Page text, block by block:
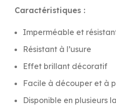
Caractéristiques :
Imperméable et
Résistant à l’usure
Effet brillant décoratif
Facile à découper et à
Disponible en plusieurs